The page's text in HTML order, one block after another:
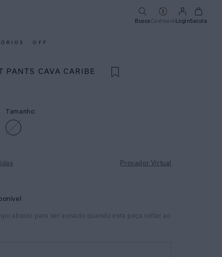
Busca CashbackLoginSacola
OFF
PANTS CAVA CARIBE
Tamanho:
Provador Virtual